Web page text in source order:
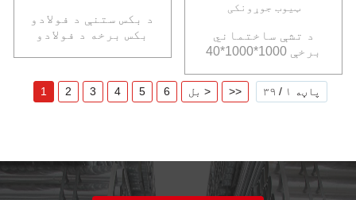
د بکس ستنې د فولادو
بکس برخه د فولادو
د تشې ساختماني
برخې 1000*1000*40
جوړونکی
1 2 3 4 5 6 بل > >> پاڼه ۱ / ۳۹